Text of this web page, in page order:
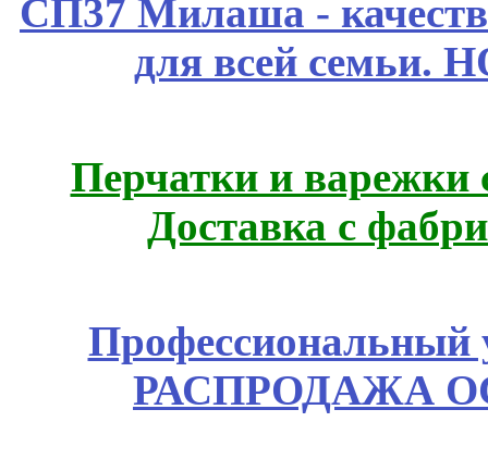
СП37 Милаша -
для всей семьи.
Перчатки и варежки
Доставка с
Профессиональный
РАСПРОДАЖА